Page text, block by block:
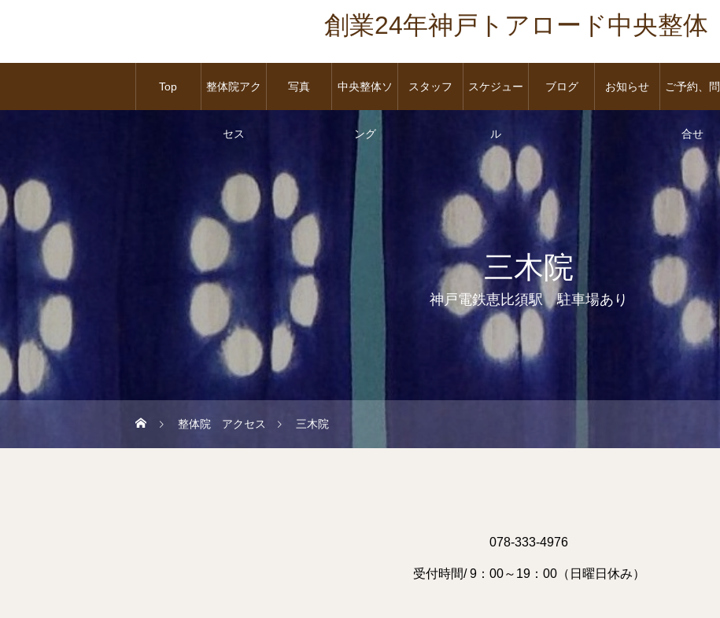
創業24年神戸トアロード中央整体
Top 整体院アク
セス
写真 中央整体ソ
ング
スタッフ スケジュー
ル
ブログ お知らせ ご予約、問
合せ
三木院
神戸電鉄恵比須駅 駐車場あり
整体院 アクセス 三木院
078-333-4976
受付時間/ 9：00～19：00（日曜日休み）